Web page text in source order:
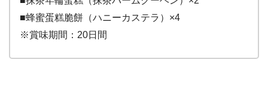
■蜂蜜蛋糕脆餅（ハニーカステラ）×4
※賞味期間：20日間